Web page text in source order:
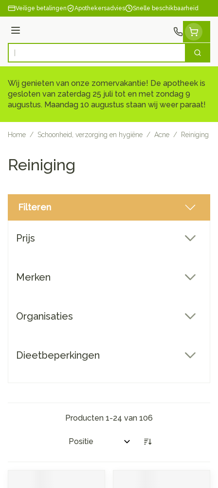
Ga naar de inhoud
Veilige betalingen Apothekersadvies Snelle beschikbaarheid
Menu
Product, merk, categorie... Zoek
Wij genieten van onze zomervakantie! De apotheek is
gesloten van zaterdag 25 juli tot en met zondag 9
augustus. Maandag 10 augustus staan wij weer paraat!
Home / Schoonheid, verzorging en hygiëne / Acne / Reiniging
Reiniging
Filteren
Prijs
Merken
Organisaties
Dieetbeperkingen
Producten 1-24 van 106
Sorteer op: